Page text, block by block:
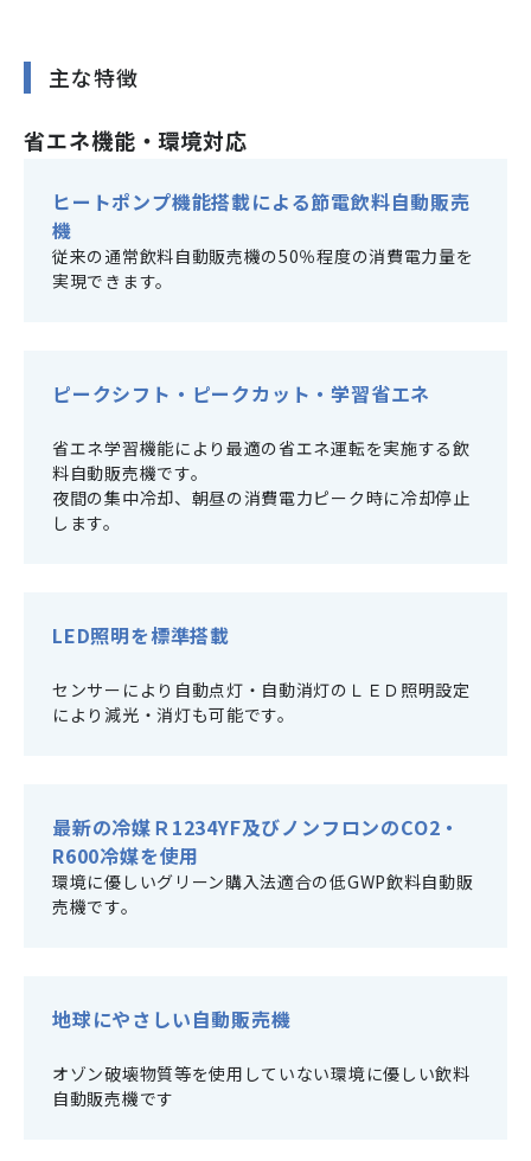
主な特徴
省エネ機能・環境対応
ヒートポンプ機能搭載による節電飲料自動販売
機
従来の通常飲料自動販売機の50％程度の消費電力量を
実現できます。
ピークシフト・ピークカット・学習省エネ
省エネ学習機能により最適の省エネ運転を実施する飲
料自動販売機です。
夜間の集中冷却、朝昼の消費電力ピーク時に冷却停止
します。
LED照明を標準搭載
センサーにより自動点灯・自動消灯のＬＥＤ照明設定
により減光・消灯も可能です。
最新の冷媒Ｒ1234YF及びノンフロンのCO2・
R600冷媒を使用
環境に優しいグリーン購入法適合の低GWP飲料自動販
売機です。
地球にやさしい自動販売機
オゾン破壊物質等を使用していない環境に優しい飲料
自動販売機です